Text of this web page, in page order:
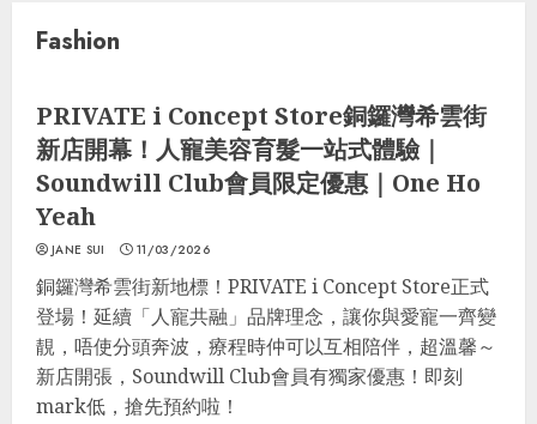
Fashion
生活貼士
PRIVATE i Concept Store銅鑼灣希雲街
新店開幕！人寵美容育髮一站式體驗｜
Soundwill Club會員限定優惠｜One Ho
Yeah
JANE SUI 11/03/2026
銅鑼灣希雲街新地標！PRIVATE i Concept Store正式
登場！延續「人寵共融」品牌理念，讓你與愛寵一齊變
靚，唔使分頭奔波，療程時仲可以互相陪伴，超溫馨～
新店開張，Soundwill Club會員有獨家優惠！即刻
mark低，搶先預約啦！